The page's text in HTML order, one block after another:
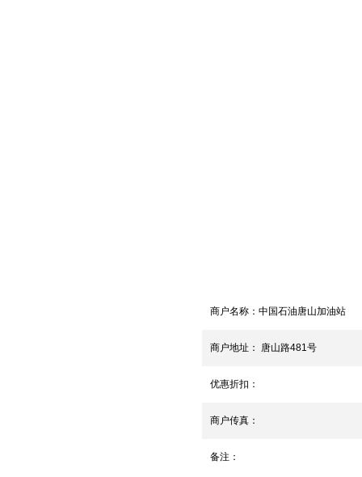
商户名称： 中国石油唐山加油站
商户地址： 唐山路481号
优惠折扣：
商户传真：
备注：